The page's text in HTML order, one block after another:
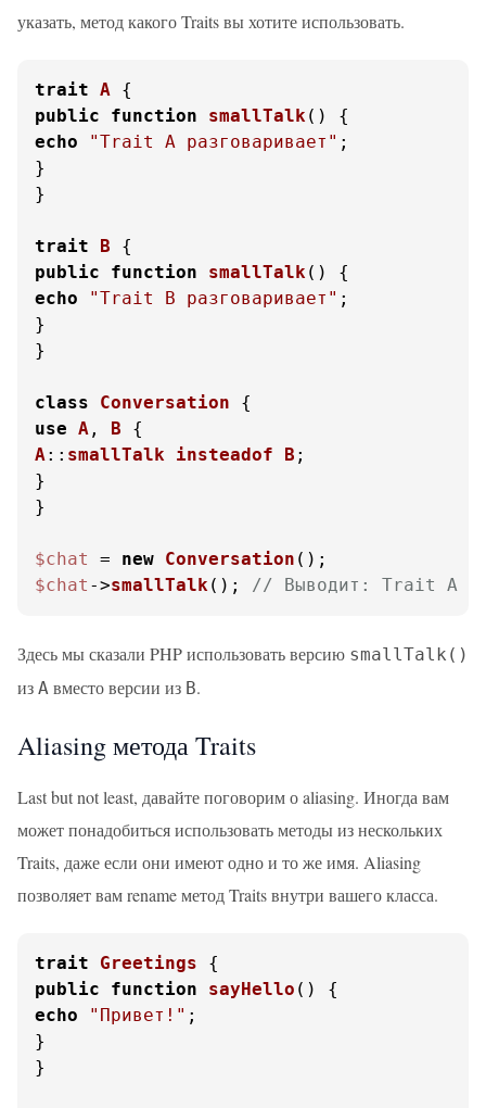
указать, метод какого Traits вы хотите использовать.
trait A
public
function smallTalk( )
echo
"Trait A разговаривает" ;
}
}
trait B
public
function smallTalk( )
echo
"Trait B разговаривает" ;
}
}
class Conversation
use A , B
A:: smallTalk insteadof B ;
}
}
$chat = new Conversation
$chat ->smallTalk(); // Выводит: Trait A
Здесь мы сказали PHP использовать версию smallTalk()
из A вместо версии из B.
Aliasing метода Traits
Last but not least, давайте поговорим о aliasing. Иногда вам
может понадобиться использовать методы из нескольких
Traits, даже если они имеют одно и то же имя. Aliasing
позволяет вам rename метод Traits внутри вашего класса.
trait Greetings
public
function sayHello ( )
echo
"Привет!" ;
}
}